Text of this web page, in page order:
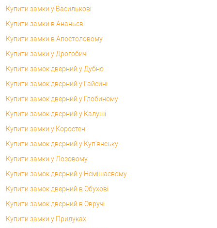
Купити замки у Василькові
Купити замки в Ананьєві
Купити замки в Апостоловому
Купити замки у Дрогобичі
Купити замок дверний у Дубно
Купити замок дверний у Гайсині
Купити замок дверний у Глобиному
Купити замок дверний у Калуші
Купити замки у Коростені
Купити замок дверний у Куп'янську
Купити замки у Лозовому
Купити замок дверний у Немішаєвому
Купити замок дверний в Обухові
Купити замок дверний в Овручі
Купити замки у Прилуках